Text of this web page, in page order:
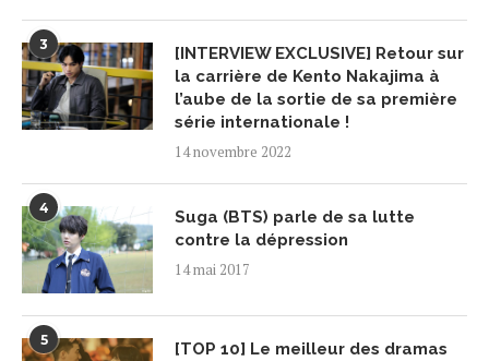
3
[INTERVIEW EXCLUSIVE] Retour sur
la carrière de Kento Nakajima à
l’aube de la sortie de sa première
série internationale !
14 novembre 2022
4
Suga (BTS) parle de sa lutte
contre la dépression
14 mai 2017
5
[TOP 10] Le meilleur des dramas